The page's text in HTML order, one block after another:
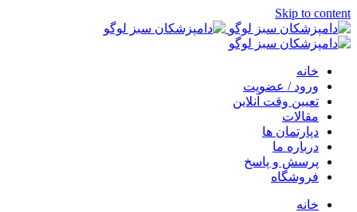
Skip to content
خانه
ورود / عضویت
تعیین وقت آنلاین
مقالات
دپارتمان ها
درباره ما
پرسش و پاسخ
فروشگاه
خانه